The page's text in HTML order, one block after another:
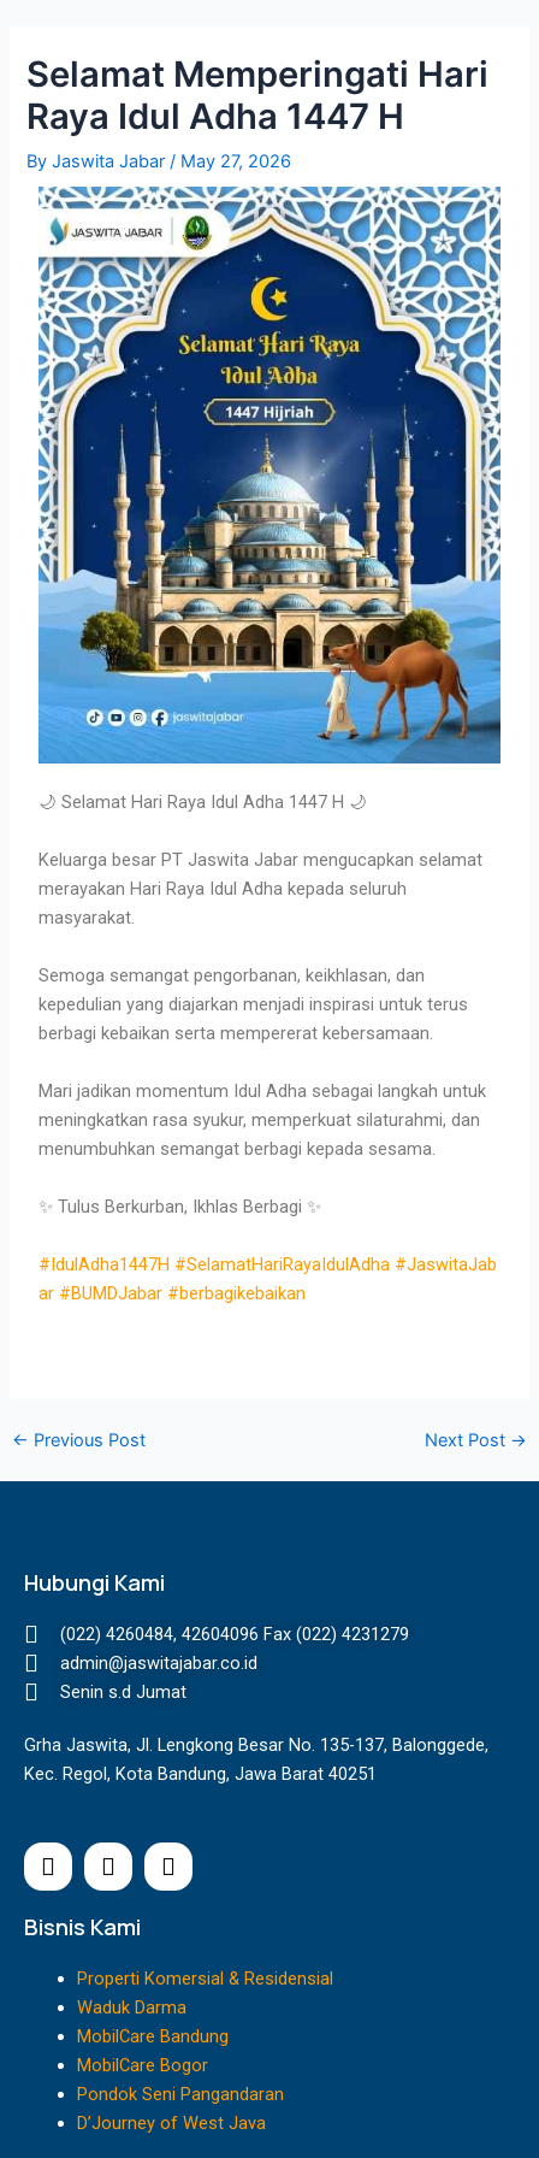
content
Selamat Memperingati Hari
Raya Idul Adha 1447 H
ByJaswita Jabar/ May 27, 2026
🌙 Selamat Hari Raya Idul Adha 1447 H 🌙
Keluarga besar PT Jaswita Jabar mengucapkan selamat
merayakan Hari Raya Idul Adha kepada seluruh
masyarakat.
Semoga semangat pengorbanan, keikhlasan, dan
kepedulian yang diajarkan menjadi inspirasi untuk terus
berbagi kebaikan serta mempererat kebersamaan.
Mari jadikan momentum Idul Adha sebagai langkah untuk
meningkatkan rasa syukur, memperkuat silaturahmi, dan
menumbuhkan semangat berbagi kepada sesama.
✨ Tulus Berkurban, Ikhlas Berbagi ✨
#IdulAdha1447H #SelamatHariRayaIdulAdha #JaswitaJab
ar #BUMDJabar #berbagikebaikan
← Previous Post Next Post →
Hubungi Kami
(022) 4260484, 42604096 Fax (022) 4231279
admin@jaswitajabar.co.id
Senin s.d Jumat
Grha Jaswita, Jl. Lengkong Besar No. 135-137, Balonggede,
Kec. Regol, Kota Bandung, Jawa Barat 40251
I
n
t
g
m
F
a
e
o
o
k
Y
o
b
e
Bisnis Kami
Properti Komersial & Residensial
Waduk Darma
MobilCare Bandung
MobilCare Bogor
Pondok Seni Pangandaran
D’Journey of West Java